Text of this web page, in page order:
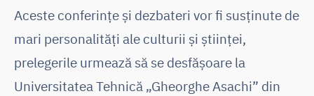
Aceste conferințe și dezbateri vor fi susținute de
mari personalități ale culturii și științei,
prelegerile urmează să se desfășoare la
Universitatea Tehnică „Gheorghe Asachi” din